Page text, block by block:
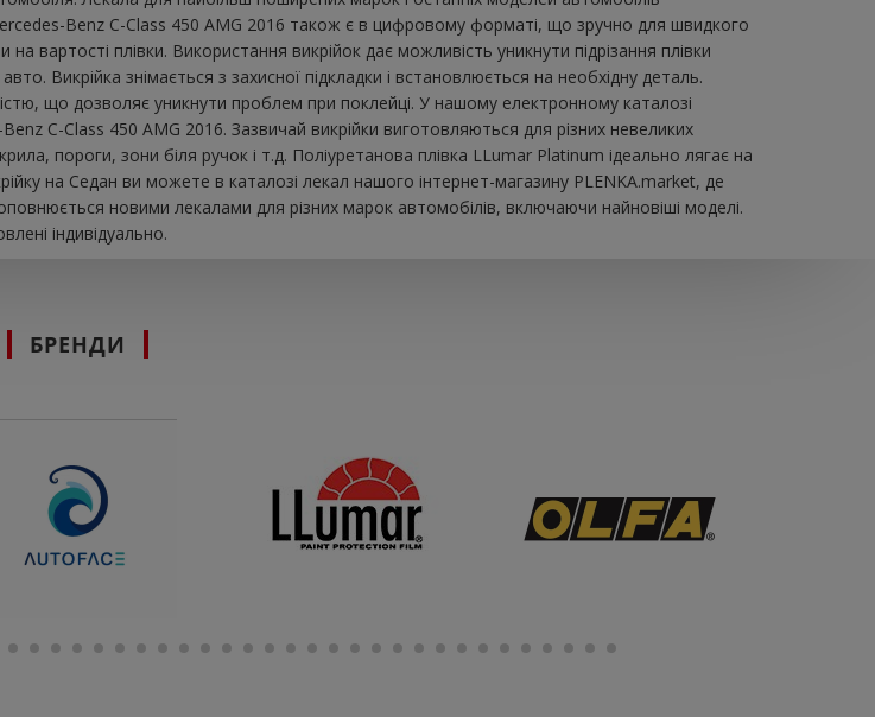
Benz C-Class 450 AMG 2016 також є в цифровому форматі, що зручно для швидкого
вартості плівки. Використання викрійок дає можливість уникнути підрізання плівки
Викрійка знімається з захисної підкладки і встановлюється на необхідну деталь.
що дозволяє уникнути проблем при поклейці. У нашому електронному каталозі
C-Class 450 AMG 2016. Зазвичай викрійки виготовляються для різних невеликих
пороги, зони біля ручок і т.д. Поліуретанова плівка LLumar Platinum ідеально лягає на
на Седан ви можете в каталозі лекал нашого інтернет-магазину PLENKA.market, де
новими лекалами для різних марок автомобілів, включаючи найновіші моделі.
індивідуально.
БРЕНДИ